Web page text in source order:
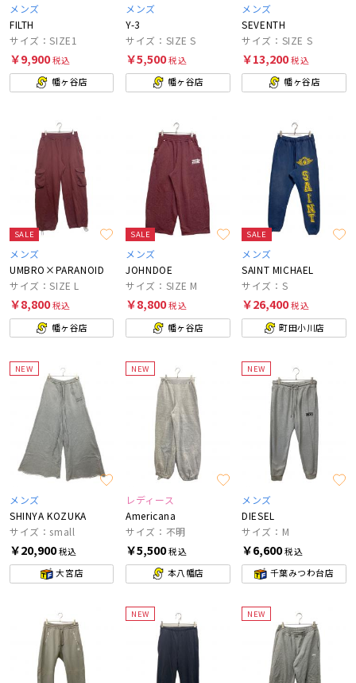
メンズ
FILTH
サイズ：SIZE1
￥9,900税込
幡ヶ谷店
メンズ
Y-3
サイズ：SIZE S
￥5,500税込
幡ヶ谷店
メンズ
SEVENTH
サイズ：SIZE S
￥13,200税込
幡ヶ谷店
SALE
メンズ
UMBRO×PARANOID
サイズ：SIZE L
￥8,800税込
幡ヶ谷店
SALE
メンズ
JOHNDOE
サイズ：SIZE M
￥8,800税込
幡ヶ谷店
SALE
メンズ
SAINT MICHAEL
サイズ：S
￥26,400税込
町田小川店
NEW
メンズ
SHINYA KOZUKA
サイズ：small
￥20,900税込
大宮店
NEW
レディース
Americana
サイズ：不明
￥5,500税込
本八幡店
NEW
メンズ
DIESEL
サイズ：M
￥6,600税込
千葉みつわ台店
NEW NEW